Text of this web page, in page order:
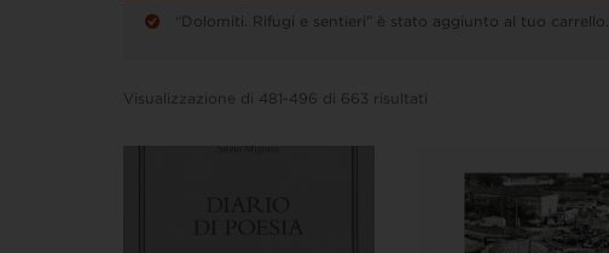
“Dolomiti. Rifugi e sentieri” è stato aggiunto al tuo carrello.
Visualizzazione di 481-496 di 663 risultati